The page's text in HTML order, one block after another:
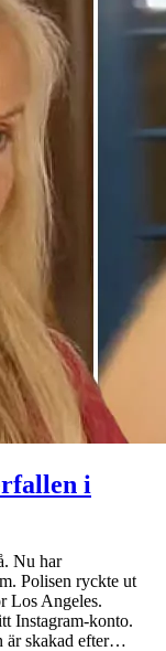
i
Nu har
Polisen ryckte ut
Los Angeles.
Instagram-konto.
är skakad efter…